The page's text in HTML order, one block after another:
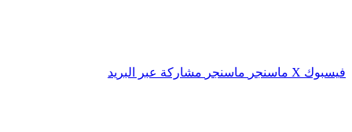
فيسبوك ‫X ماسنجر ماسنجر مشاركة عبر البريد